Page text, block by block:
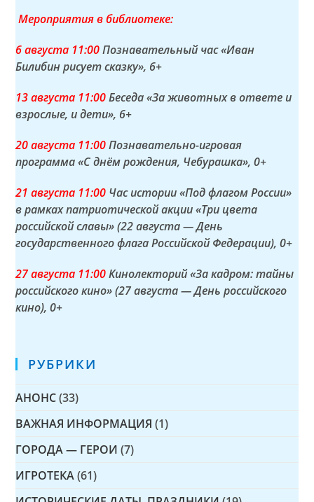
Мероприятия в библиотеке:
6 августа 11:00Познавательный час «Иван
Билибин рисует сказку», 6+
13 августа 11:00Беседа «За животных в ответе и
взрослые, и дети», 6+
20 августа 11:00Познавательно-игровая
программа «С днём рождения, Чебурашка», 0+
21 августа 11:00 Час истории «Под флагом России»
в рамках патриотической акции «Три цвета
российской славы» (22 августа — День
государственного флага Российской Федерации), 0+
27 августа 11:00Кинолекторий «За кадром: тайны
российского кино» (27 августа — День российского
кино), 0+
РУБРИКИ
АНОНС (33)
ВАЖНАЯ ИНФОРМАЦИЯ (1)
ГОРОДА — ГЕРОИ (7)
ИГРОТЕКА (61)